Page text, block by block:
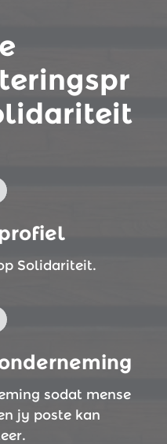
Solidariteit.
sodat mense
jy poste kan